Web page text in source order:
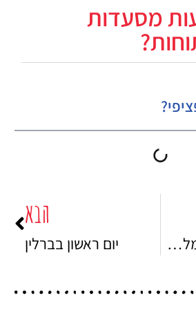
מסעדות
פעילויות חורף מומלצות בברלין
הבא
יום ראשון בברלין